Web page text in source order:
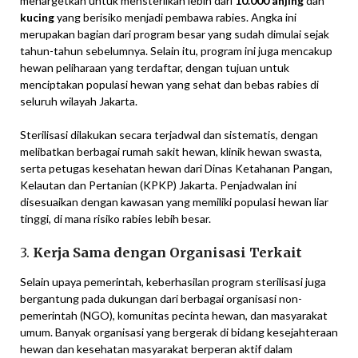
kucingyang berisiko menjadi pembawa rabies. Angka ini
merupakan bagian dari program besar yang sudah dimulai sejak
tahun-tahun sebelumnya. Selain itu, program ini juga mencakup
hewan peliharaan yang terdaftar, dengan tujuan untuk
menciptakan populasi hewan yang sehat dan bebas rabies di
seluruh wilayah Jakarta.
Sterilisasi dilakukan secara terjadwal dan sistematis, dengan
melibatkan berbagai rumah sakit hewan, klinik hewan swasta,
serta petugas kesehatan hewan dari Dinas Ketahanan Pangan,
Kelautan dan Pertanian (KPKP) Jakarta. Penjadwalan ini
disesuaikan dengan kawasan yang memiliki populasi hewan liar
tinggi, di mana risiko rabies lebih besar.
3. Kerja Sama dengan Organisasi Terkait
Selain upaya pemerintah, keberhasilan program sterilisasi juga
bergantung pada dukungan dari berbagai organisasi non-
pemerintah (NGO), komunitas pecinta hewan, dan masyarakat
umum. Banyak organisasi yang bergerak di bidang kesejahteraan
hewan dan kesehatan masyarakat berperan aktif dalam